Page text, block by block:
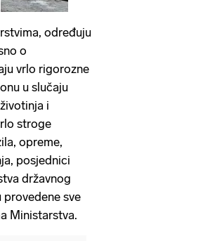
određuju
o
vrlo rigorozne
u slučaju
i
stroge
opreme,
posjednici
državnog
sve
Ministarstva.